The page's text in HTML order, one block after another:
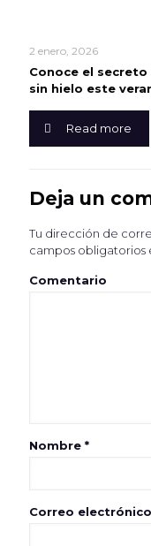
2 enero, 2026
Conoce el
sin hielo este
Read more
Deja un
Tu dirección de
campos obligatorios
Comentario
Nombre *
Correo electrónico